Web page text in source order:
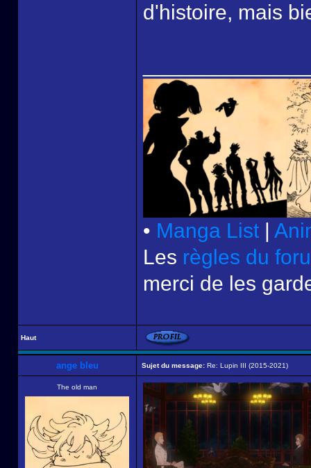
d'histoire, mais
• Manga List |
Les règles du
merci de les
Haut
ange bleu Sujet du message: Re: Lupin III (2015-2021)
The old man